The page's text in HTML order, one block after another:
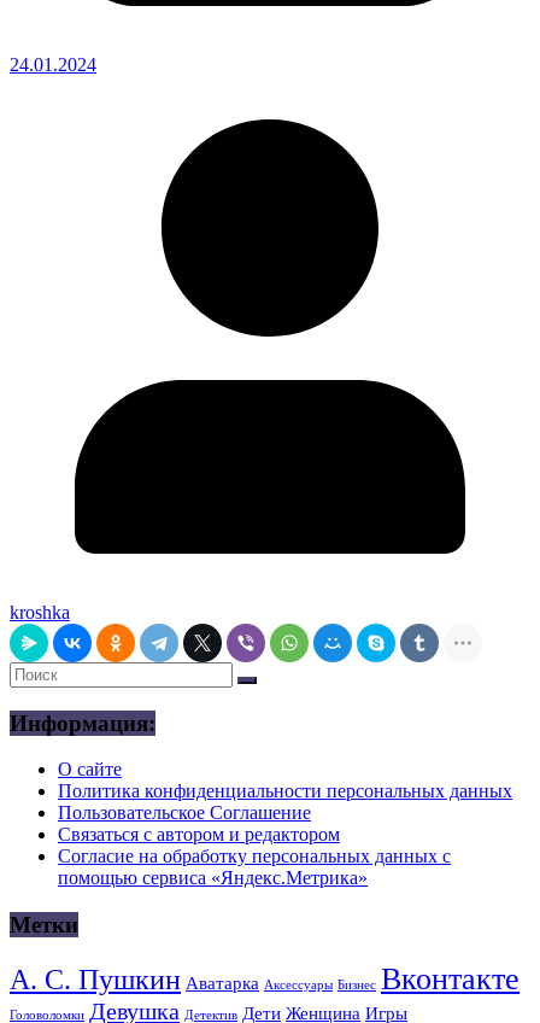
24.01.2024
kroshka
Информация:
О сайте
Политика конфиденциальности персональных данных
Пользовательское Соглашение
Связаться с автором и редактором
Согласие на обработку персональных данных с
помощью сервиса «Яндекс.Метрика»
Метки
А. С. Пушкин Аватарка Аксессуары Бизнес Вконтакте
Головоломки Девушка Детектив Дети Женщина Игры